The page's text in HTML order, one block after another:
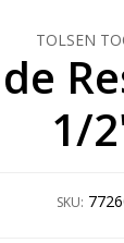
TOLSEN
1/
SKU: